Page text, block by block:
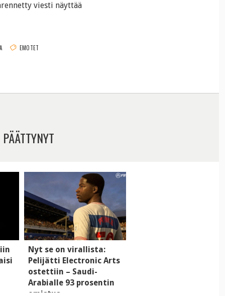
viesti näyttää
EMOTET
Nyt se on virallista:
Pelijätti Electronic Arts
ostettiin – Saudi-
Arabialle 93 prosentin
omistus